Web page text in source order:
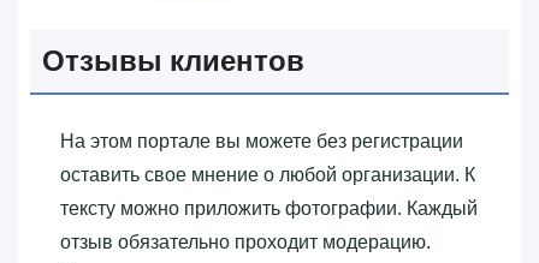
Отзывы клиентов
На этом портале вы можете без регистрации
оставить свое мнение о любой организации. К
тексту можно приложить фотографии. Каждый
отзыв обязательно проходит модерацию.